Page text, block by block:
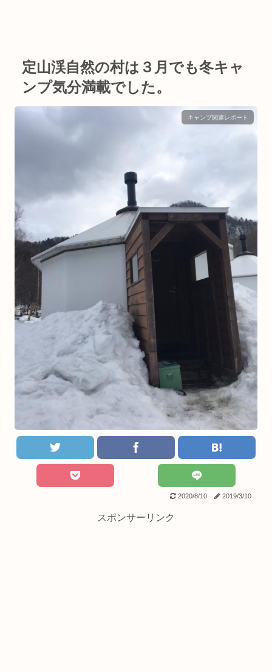
定山渓自然の村は３月でも冬キャ
ンプ気分満載でした。
キャンプ関連レポート
2020/8/10 2019/3/10
スポンサーリンク